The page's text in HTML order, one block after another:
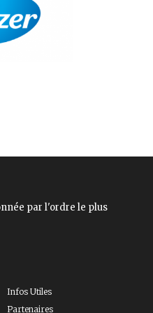
par l'ordre le plus
Infos Utiles
Partenaires